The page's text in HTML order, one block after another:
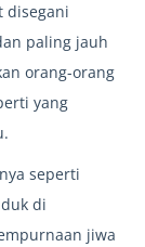
disegani
paling jauh
orang-orang
yang
seperti
di
jiwa